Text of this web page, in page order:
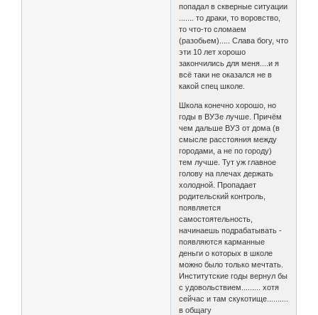
попадал в скверные ситуации
....... то драки, то воровство,
то что-то сломаем
(разобьем)..... Слава богу, что
эти 10 лет хорошо
закончились для меня....и я
всё таки не оказался не в
какой спец школе.
Школа конечно хорошо, но
годы в ВУЗе лучше. Причём
чем дальше ВУЗ от дома (в
смысле расстояния между
городами, а не по городу)
тем лучше. Тут уж главное
голову на плечах держать
холодной. Пропадает
родительский контроль,
появляется
самостоятельность,
начинаешь подрабатывать -
появляются карманные
деньги о которых в школе
можно было только мечтать.
Институтские годы вернул бы
с удовольствием......... хотя
сейчас и там скукотище..........
в общагу